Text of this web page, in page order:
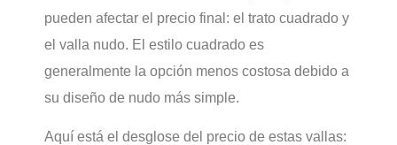
pueden afectar el precio final: el trato cuadrado y
el valla nudo. El estilo cuadrado es
generalmente la opción menos costosa debido a
su diseño de nudo más simple.
Aquí está el desglose del precio de estas vallas: